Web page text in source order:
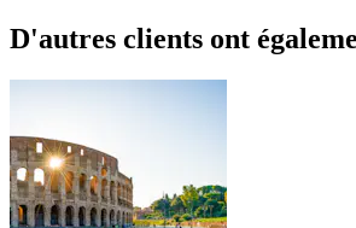
D'autres clients ont